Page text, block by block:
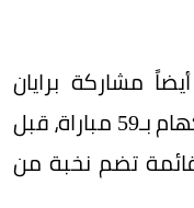
مشاركة برايان
روبسون بـ65 مباراة، ثم ديفيد بيكهام بـ59 مباراة، قبل
في قائمة تضم نخبة من